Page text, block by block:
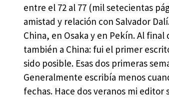
entre el 72 al 77 (mil setecientas
amistad y relación con Salvador
China, en Osaka y en Pekín. Al
también a China: fui el primer
sido posible. Esas dos primeras
Generalmente escribía menos
fechas. Hace dos veranos mi